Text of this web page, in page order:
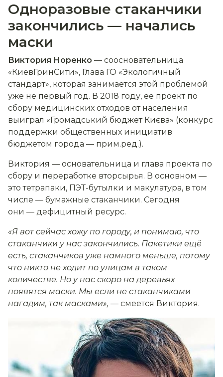
Одноразовые стаканчики
закончились — начались
маски
Виктория Норенко — соосновательница
«КиевГринСити», Глава ГО «Экологичный
стандарт», которая занимается этой проблемой
уже не первый год. В 2018 году, ее проект по
сбору медицинских отходов от населения
выиграл «Громадський бюджет Києва» (конкурс
поддержки общественных инициатив
бюджетом города — прим.ред.).
Виктория — основательница и глава проекта по
сбору и переработке вторсырья. В основном —
это тетрапаки, ПЭТ-бутылки и макулатура, в том
числе — бумажные стаканчики. Сегодня
они — дефицитный ресурс.
«Я вот сейчас хожу по городу, и понимаю, что
стаканчики у нас закончились. Пакетики ещё
есть, стаканчиков уже намного меньше, потому
что никто не ходит по улицам в таком
количестве. Но у нас скоро на деревьях
появятся маски. Мы если не стаканчиками
нагадим, так масками», — смеется Виктория.